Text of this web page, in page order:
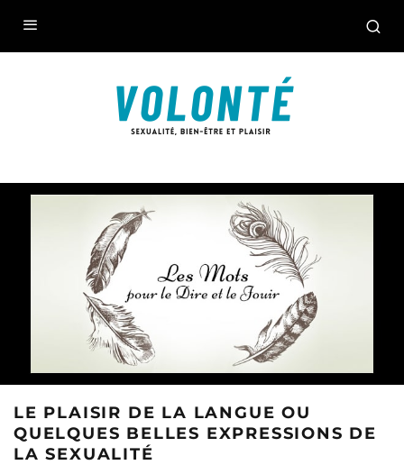
LE PLAISIR DE LA LANGUE OU
QUELQUES BELLES EXPRESSIONS DE
LA SEXUALITÉ